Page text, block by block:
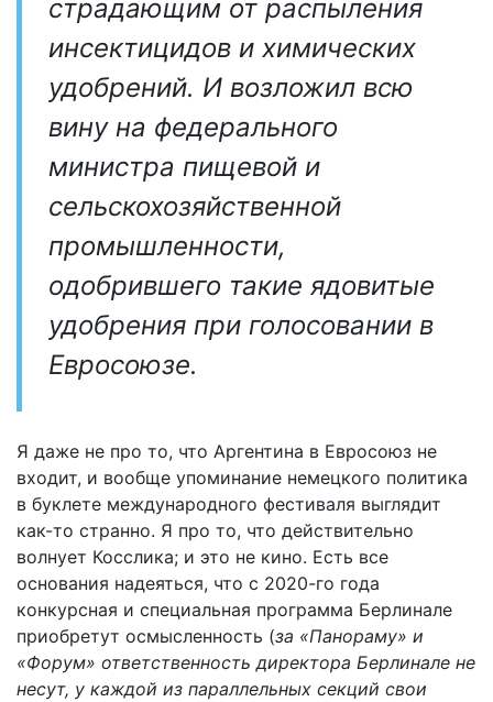
страдающим от распыления
инсектицидов и химических
удобрений. И возложил всю
вину на федерального
министра пищевой и
сельскохозяйственной
промышленности,
одобрившего такие ядовитые
удобрения при голосовании в
Евросоюзе.
Я даже не про то, что Аргентина в Евросоюз не
входит, и вообще упоминание немецкого политика
в буклете международного фестиваля выглядит
как-то странно. Я про то, что действительно
волнует Косслика; и это не кино. Есть все
основания надеяться, что с 2020-го года
конкурсная и специальная программа Берлинале
приобретут осмысленность (за «Панораму» и
«Форум» ответственность директора Берлинале не
несут, у каждой из параллельных секций свои